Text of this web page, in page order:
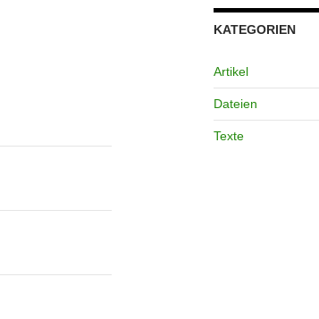
KATEGORIEN
Artikel
Dateien
Texte